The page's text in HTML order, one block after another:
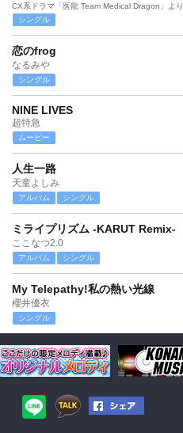
CX系ドラマ「医龍 Team Medical Dragon」より
シングル
恋のfrog
なるみや
シングル
NINE LIVES
超特急
ムービー
人生一路
天童よしみ
アルバム シングル
ミライプリズム -KARUT Remix-
ここなつ2.0
アルバム シングル
My Telepathy!私の熱い光線
櫻井優衣
シングル